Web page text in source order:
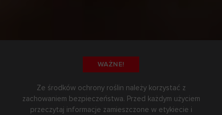
WAŻNE!
Ze środków ochrony roślin należy korzystać z
zachowaniem bezpieczeństwa. Przed każdym użyciem
przeczytaj informacje zamieszczone w etykiecie i